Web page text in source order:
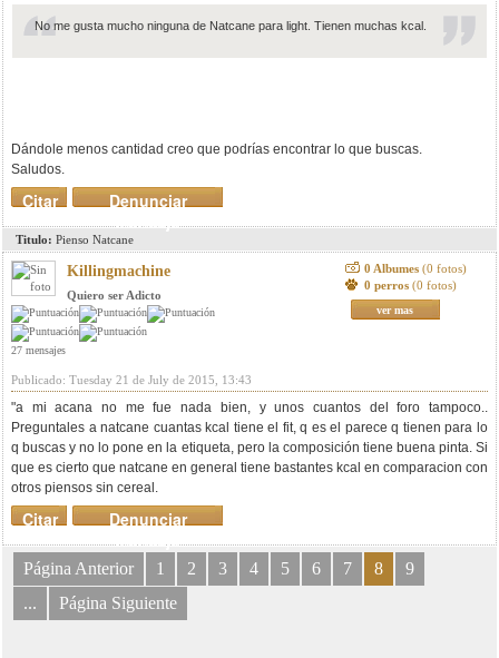
No me gusta mucho ninguna de Natcane para light. Tienen muchas kcal.
Dándole menos cantidad creo que podrías encontrar lo que buscas.
Saludos.
Denunciar
mensaje
Citar
Titulo: Pienso Natcane
Killingmachine
Quiero ser Adicto
27 mensajes
0 Albumes (0 fotos)
0 perros (0 fotos)
ver mas
Publicado: Tuesday 21 de July de 2015, 13:43
"a mi acana no me fue nada bien, y unos cuantos del foro tampoco..
Preguntales a natcane cuantas kcal tiene el fit, q es el parece q tienen para lo
q buscas y no lo pone en la etiqueta, pero la composición tiene buena pinta. Si
que es cierto que natcane en general tiene bastantes kcal en comparacion con
otros piensos sin cereal.
Denunciar
mensaje
Citar
Página Anterior 1 2 3 4 5 6 7 8
9
...
Página Siguiente